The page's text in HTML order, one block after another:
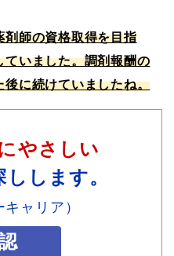
剤師の資格取得を目指
いました。調剤報酬の
に続けていましたね。
やさしい
します。
キャリア）